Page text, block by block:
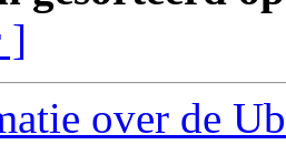
]
over de